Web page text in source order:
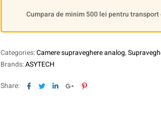
Cumpara de minim 500 lei pentru
Categories:Camere supraveghere analog,
Brands:ASYTECH
Share: Facebook
TwitterLinkedinGoogle+Pinterest